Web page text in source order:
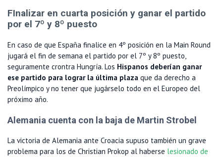
FInalizar en cuarta posición y ganar el partido
por el 7º y 8º puesto
En caso de que España finalice en 4º posición en la Main Round
jugará el fin de semana el partido por el 7º y 8º puesto,
seguramente crontra Hungría. Los Hispanos deberían ganar
ese partido para lograr la última plaza que da derecho a
Preolímpico y no tener que jugárselo todo en el Europeo del
próximo año.
Alemania cuenta con la baja de Martin Strobel
La victoria de Alemania ante Croacia supuso también un grave
problema para los de Christian Prokop al haberse lesionado de